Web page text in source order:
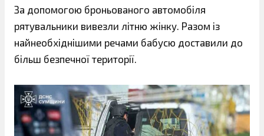
За допомогою броньованого автомобіля
рятувальники вивезли літню жінку. Разом із
найнеобхіднішими речами бабусю доставили до
більш безпечної території.